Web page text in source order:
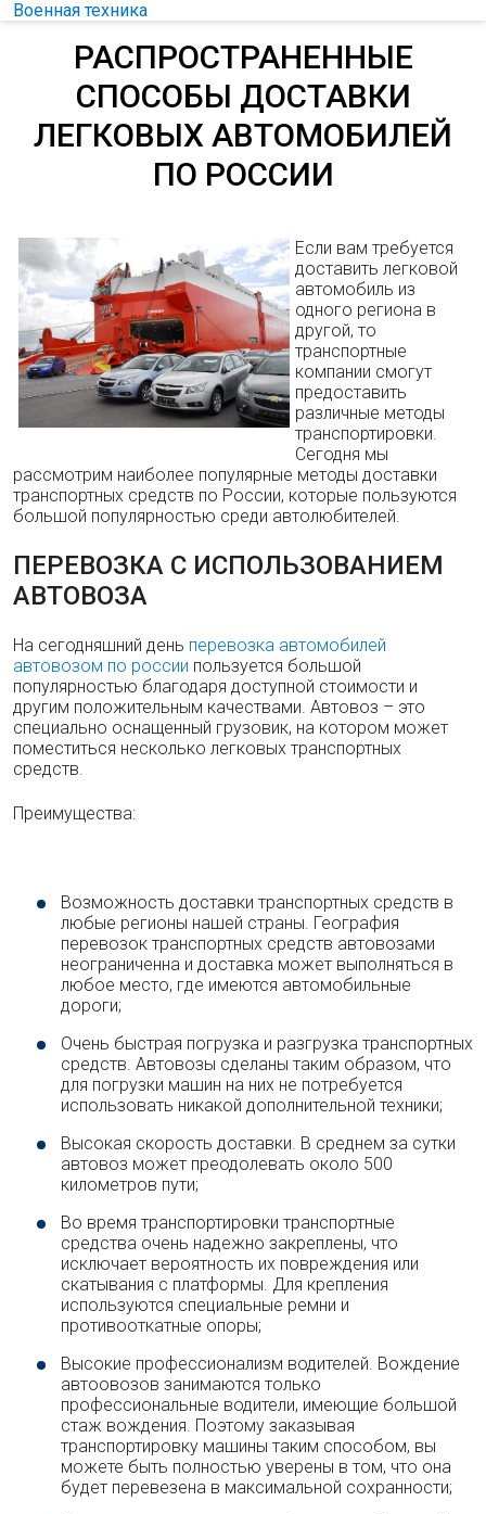
Военная техника
РАСПРОСТРАНЕННЫЕ
СПОСОБЫ ДОСТАВКИ
ЛЕГКОВЫХ АВТОМОБИЛЕЙ
ПО РОССИИ
Если вам требуется
доставить легковой
автомобиль из
одного региона в
другой, то
транспортные
компании смогут
предоставить
различные методы
транспортировки.
Сегодня мы
рассмотрим наиболее популярные методы доставки
транспортных средств по России, которые пользуются
большой популярностью среди автолюбителей.
ПЕРЕВОЗКА С ИСПОЛЬЗОВАНИЕМ
АВТОВОЗА
На сегодняшний день перевозка автомобилей
автовозом по россии пользуется большой
популярностью благодаря доступной стоимости и
другим положительным качествами. Автовоз – это
специально оснащенный грузовик, на котором может
поместиться несколько легковых транспортных
средств.
Преимущества:
Возможность доставки транспортных средств в
любые регионы нашей страны. География
перевозок транспортных средств автовозами
неограниченна и доставка может выполняться в
любое место, где имеются автомобильные
дороги;
Очень быстрая погрузка и разгрузка транспортных
средств. Автовозы сделаны таким образом, что
для погрузки машин на них не потребуется
использовать никакой дополнительной техники;
Высокая скорость доставки. В среднем за сутки
автовоз может преодолевать около 500
километров пути;
Во время транспортировки транспортные
средства очень надежно закреплены, что
исключает вероятность их повреждения или
скатывания с платформы. Для крепления
используются специальные ремни и
противооткатные опоры;
Высокие профессионализм водителей. Вождение
автоовозов занимаются только
профессиональные водители, имеющие большой
стаж вождения. Поэтому заказывая
транспортировку машины таким способом, вы
можете быть полностью уверены в том, что она
будет перевезена в максимальной сохранности;